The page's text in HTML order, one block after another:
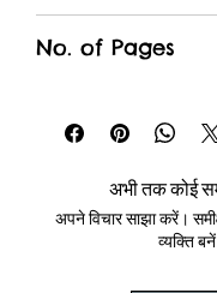
No. of Pages
अभी तक कोई
अपने विचार साझा करें।
व्यक्ति